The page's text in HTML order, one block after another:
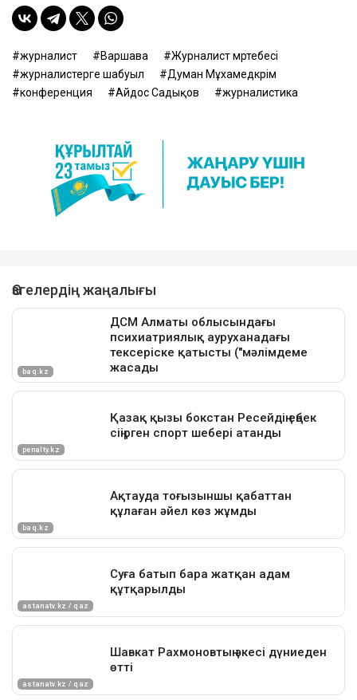
журналист Варшава
Журналист мәртебесі
журналистерге шабуыл
Думан Мұхамедкәрім
конференция
Айдос Садықов журналистика